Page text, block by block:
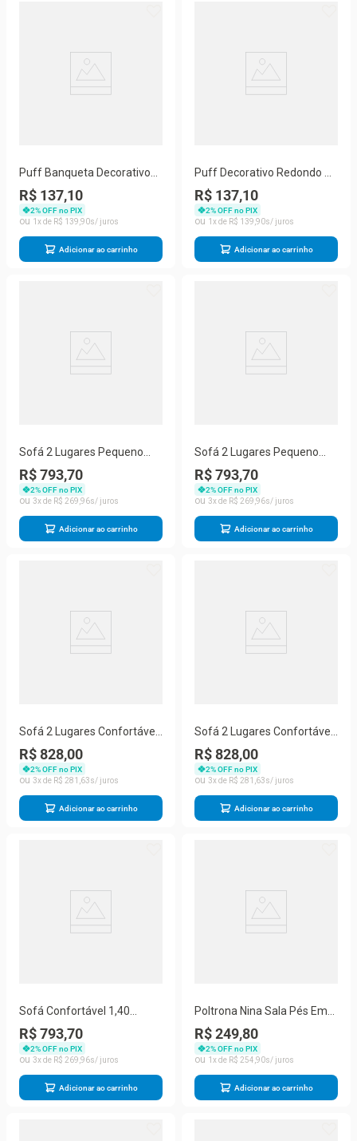
Puff Banqueta Decorativo
Pés Madeira Cinza
R$ 137,10
2% OFF no PIX
1
R$ 139 90
Adicionar ao carrinho
Puff Decorativo Redondo Pé
Palito Herrero Nude Areia
R$ 137,10
2% OFF no PIX
1
R$ 139 90
Adicionar ao carrinho
Sofá 2 Lugares Pequeno
Confortável 1,40m Small
Herrero Cor:marrom
R$ 793,70
2% OFF no PIX
3
R$ 269 96
Adicionar ao carrinho
Sofá 2 Lugares Pequeno
Confortável 1,40m Small
Herrero bege
R$ 793,70
2% OFF no PIX
3
R$ 269 96
Adicionar ao carrinho
Sofá 2 Lugares Confortável
Pequeno 140cm Small
Herrero Vermelho
R$ 828,00
2% OFF no PIX
3
R$ 281 63
Adicionar ao carrinho
Sofá 2 Lugares Confortável
Pequeno 140cm Small
Herrero Cobre
R$ 828,00
2% OFF no PIX
3
R$ 281 63
Adicionar ao carrinho
Sofá Confortável 1,40
Pequeno Compacto Small
Azul Marinho
R$ 793,70
2% OFF no PIX
3
R$ 269 96
Adicionar ao carrinho
Poltrona Nina Sala Pés Em
Madeira Herrero Claro
Marrom Claro
R$ 249,80
2% OFF no PIX
1
R$ 254 90
Adicionar ao carrinho